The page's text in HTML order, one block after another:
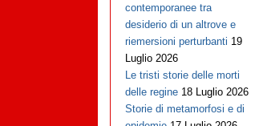
contemporanee tra
desiderio di un altrove e
riemersioni perturbanti 19
Luglio 2026
Le tristi storie delle morti
delle regine 18 Luglio 2026
Storie di metamorfosi e di